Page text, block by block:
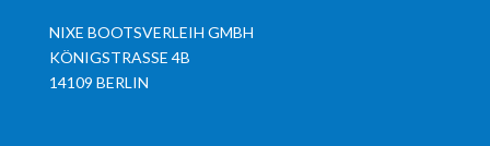
NIXE BOOTSVERLEIH GMBH
KÖNIGSTRASSE 4B
14109 BERLIN